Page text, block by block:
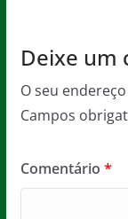
Deixe um
O seu
Campos
Comentário *